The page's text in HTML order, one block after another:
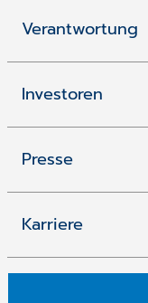
Verantwortung
Investoren
Presse
Karriere